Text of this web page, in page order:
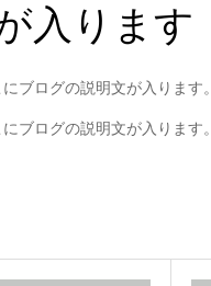
入ります
ブログの説明文が入ります。
ブログの説明文が入ります。